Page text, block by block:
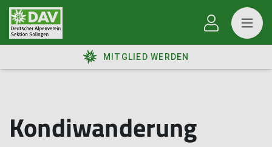
MITGLIED WERDEN
Kondiwanderung